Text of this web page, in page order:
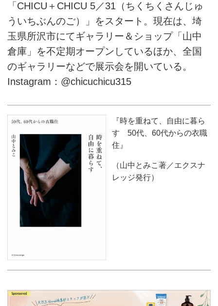
「CHICU＋CHICU 5／31（ちくちくさんじゅ
ういちぶんのご）」をスタート。現在は、埼
玉県所沢市にてギャラリー＆ショップ「山中
倉庫」を不定期オープンしているほか、全国
のギャラリーなどで展示会を開いている。
Instagram：@chicuchicu315
『時を重ねて、自由に暮ら
す 50代、60代からの衣職
住』
（山中とみこ著／エクスナ
レッジ発行）